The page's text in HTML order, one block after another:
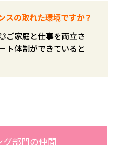
スの取れた環境ですか？
ご家庭と仕事を両立さ
ト体制ができていると
グ部門の仲間